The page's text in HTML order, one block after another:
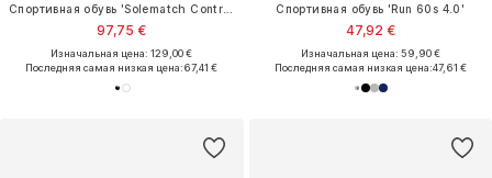
97,75 €
Изначальная цена: 129,00 €
Последняя самая низкая цена:67,41 €
Спортивная обувь 'Run 60s 4.0'
47,92 €
Изначальная цена: 59,90 €
Последняя самая низкая цена:47,61 €